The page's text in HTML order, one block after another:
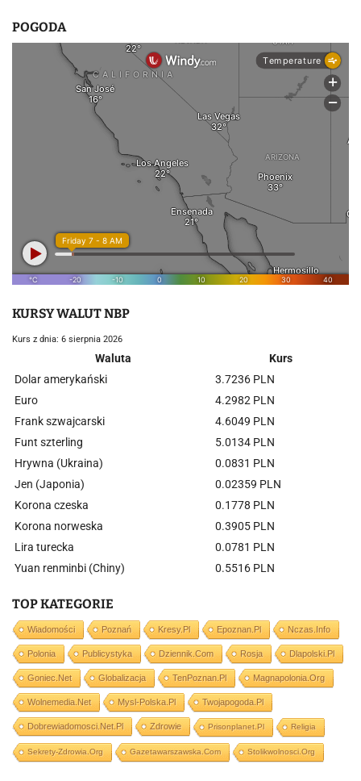
POGODA
KURSY WALUT NBP
Kurs z dnia: 6 sierpnia 2026
Waluta
Kurs
Dolar amerykański
3.7236 PLN
Euro
4.2982 PLN
Frank szwajcarski
4.6049 PLN
Funt szterling
5.0134 PLN
Hrywna (Ukraina)
0.0831 PLN
Jen (Japonia)
0.02359 PLN
Korona czeska
0.1778 PLN
Korona norweska
0.3905 PLN
Lira turecka
0.0781 PLN
Yuan renminbi (Chiny)
0.5516 PLN
TOP KATEGORIE
Wiadomości Poznań Kresy.pl Epoznan.pl Nczas.info
Polonia Publicystyka Dziennik.com Rosja Dlapolski.pl
Goniec.net Globalizacja TenPoznan.pl Magnapolonia.org
Wolnemedia.net Mysl-Polska.pl Twojapogoda.pl
Dobrewiadomosci.net.pl Zdrowie Prisonplanet.pl Religia
Sekrety-Zdrowia.org Gazetawarszawska.com Stolikwolnosci.org